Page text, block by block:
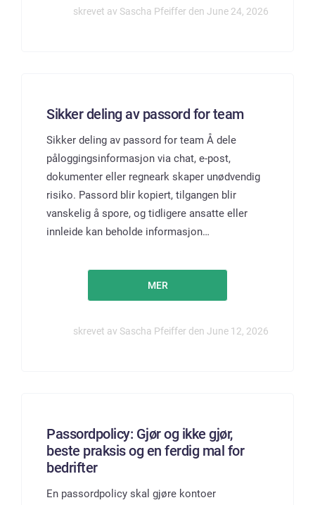
skrevet av Sascha Pfeiffer den June 24, 2026
Sikker deling av passord for team
Sikker deling av passord for team Å dele
påloggingsinformasjon via chat, e-post,
dokumenter eller regneark skaper unødvendig
risiko. Passord blir kopiert, tilgangen blir
vanskelig å spore, og tidligere ansatte eller
innleide kan beholde informasjon…
MER
skrevet av Sascha Pfeiffer den June 12, 2026
Passordpolicy: Gjør og ikke gjør,
beste praksis og en ferdig mal for
bedrifter
En passordpolicy skal gjøre kontoer